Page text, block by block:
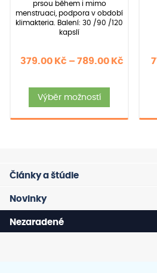
prsou během i mimo
menstruaci, podpora v období
klimakteria. Balení: 30 /90 /120
kapslí
379.00 Kč – 789.00 Kč
789.00
Výběr možností
má
na
Články a štúdie
Novinky
Nezaradené